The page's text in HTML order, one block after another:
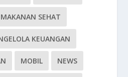
MAKANAN SEHAT
KEUANGAN
MOBIL NEWS